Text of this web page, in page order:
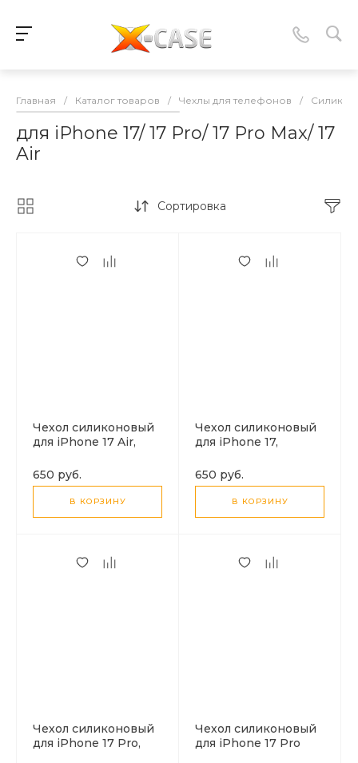
Главная / Каталог товаров / Чехлы для телефонов /
для iPhone 17/ 17 Pro/ 17 Pro Max/ 17
Air
Сортировка
Чехол силиконовый
для iPhone 17 Air,
(MagSafe), X-CASE,
прозрачный
650 руб.
В КОРЗИНУ
Чехол силиконовый
для iPhone 17,
(MagSafe), X-CASE,
прозрачный
650 руб.
В КОРЗИНУ
Чехол силиконовый
для iPhone 17 Pro,
Чехол силиконовый
для iPhone 17 Pro